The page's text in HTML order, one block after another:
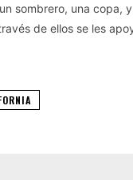
sombrero, una copa,
de ellos se les